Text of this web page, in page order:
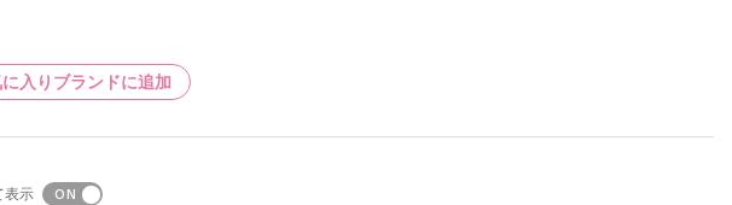
入りブランドに追加
表示